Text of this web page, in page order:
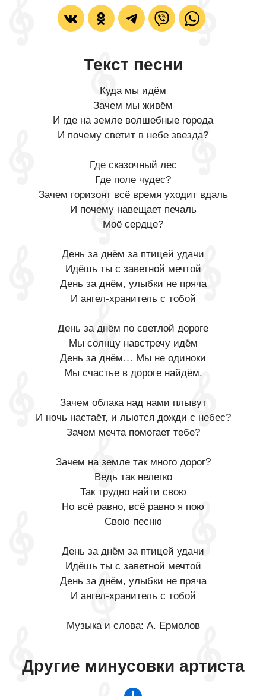
Текст песни
Куда мы идём
Зачем мы живём
И где на земле волшебные города
И почему светит в небе звезда?
Где сказочный лес
Где поле чудес?
Зачем горизонт всё время уходит вдаль
И почему навещает печаль
Моё сердце?
День за днём за птицей удачи
Идёшь ты с заветной мечтой
День за днём, улыбки не пряча
И ангел-хранитель с тобой
День за днём по светлой дороге
Мы солнцу навстречу идём
День за днём… Мы не одиноки
Мы счастье в дороге найдём.
Зачем облака над нами плывут
И ночь настаёт, и льются дожди с небес?
Зачем мечта помогает тебе?
Зачем на земле так много дорог?
Ведь так нелегко
Так трудно найти свою
Но всё равно, всё равно я пою
Свою песню
День за днём за птицей удачи
Идёшь ты с заветной мечтой
День за днём, улыбки не пряча
И ангел-хранитель с тобой
Музыка и слова: А. Ермолов
Другие минусовки артиста